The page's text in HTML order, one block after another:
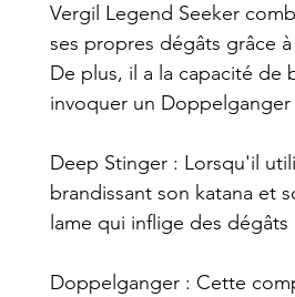
Vergil Legend Seeker
ses propres dégâts grâce
De plus, il a la capacité
invoquer un
Deep Stinger : Lorsqu'il
brandissant son katana et
lame qui inflige des
Doppelganger : Cette